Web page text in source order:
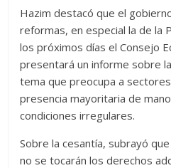
Hazim destacó que el
reformas, en especial la de la
los próximos días el Consejo
presentará un informe sobre
tema que preocupa a
presencia mayoritaria de
condiciones irregulares.
Sobre la cesantía, subrayó
no se tocarán los derechos